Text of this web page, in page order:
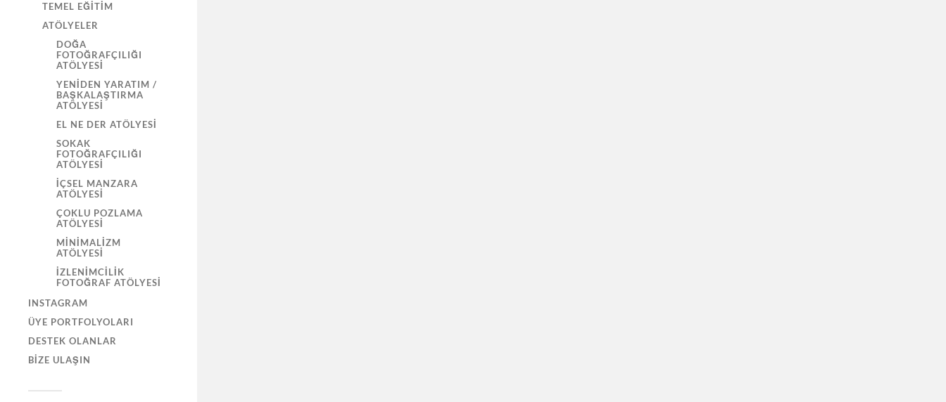
TEMEL EĞITIM
ATÖLYELER
DOĞA
FOTOĞRAFÇILIĞI
ATÖLYESI
YENIDEN YARATIM /
BAŞKALAŞTIRMA
ATÖLYESI
EL NE DER ATÖLYESI
SOKAK
FOTOĞRAFÇILIĞI
ATÖLYESI
İÇSEL MANZARA
ATÖLYESI
ÇOKLU POZLAMA
ATÖLYESI
MINIMALIZM
ATÖLYESI
İZLENIMCILIK
FOTOĞRAF ATÖLYESI
INSTAGRAM
ÜYE PORTFOLYOLARI
DESTEK OLANLAR
BIZE ULAŞIN